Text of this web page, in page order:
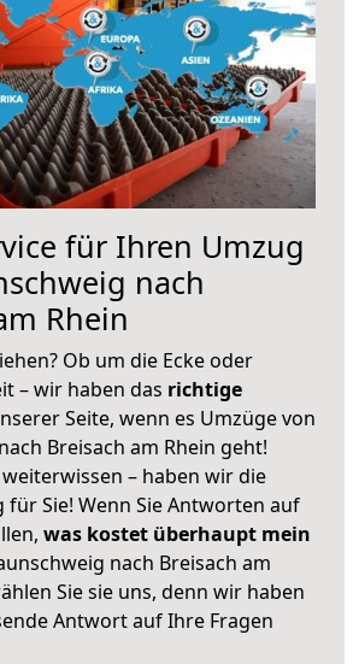
für Ihren Umzug
nach
Rhein
Ob um die Ecke oder
– wir haben das richtige
Seite, wenn es Umzüge von
Breisach am Rhein geht!
– haben wir die
für Sie! Wenn Sie Antworten auf
was kostet überhaupt mein
nach Breisach am
Sie sie uns, denn wir haben
Antwort auf Ihre Fragen